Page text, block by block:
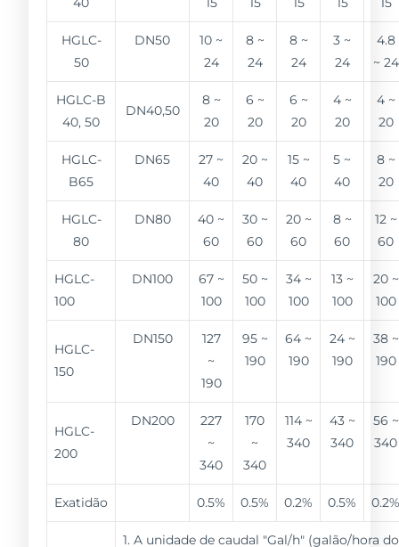
HGLC-
50
DN50
10 ~
24
8 ~
24
8 ~
24
3 ~
24
4.8
~ 24
HGLC-B
40, 50
DN40,50
8 ~
20
6 ~
20
6 ~
20
4 ~
20
4 ~
20
HGLC-
B65
DN65
27 ~
40
20 ~
40
15 ~
40
5 ~
40
8 ~
20
HGLC-
80
DN80
40 ~
60
30 ~
60
20 ~
60
8 ~
60
12 ~
60
HGLC-
100
DN100
67 ~
100
50 ~
100
34 ~
100
13 ~
100
20 ~
100
HGLC-
150
DN150
127
~
190
95 ~
190
64 ~
190
24 ~
190
38 ~
190
HGLC-
200
DN200
227
~
340
170
~
340
114 ~
340
43 ~
340
56 ~
340
Exatidão 0.5% 0.5% 0.2% 0.5%
1. A unidade de caudal "Gal/h" (galão/hora